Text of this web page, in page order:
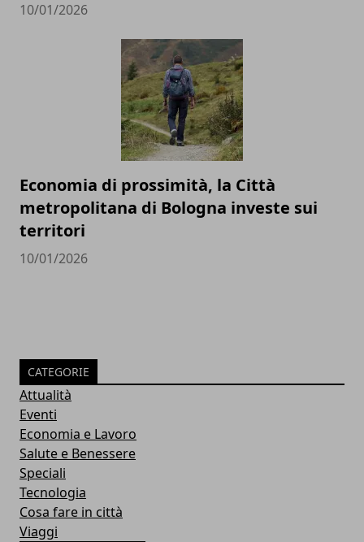
10/01/2026
Economia di prossimità, la Città
metropolitana di Bologna investe sui
territori
10/01/2026
CATEGORIE
Attualità
Eventi
Economia e Lavoro
Salute e Benessere
Speciali
Tecnologia
Cosa fare in città
Viaggi